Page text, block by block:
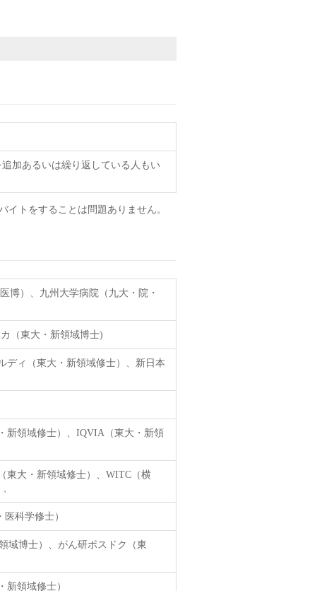
加あるいは繰り返している人もい
トをすることは問題ありません。
博）、九州大学病院（九大・院・
（東大・新領域博士)
ディ（東大・新領域修士）、新日本
新領域修士）、IQVIA（東大・新領
東大・新領域修士）、WITC（横
科学修士）
域博士）、がん研ポスドク（東
領域修士）